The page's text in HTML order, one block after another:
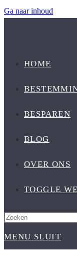
Ga naar inhoud
HOME
BESPAREN
BLOG
OVER ONS
TOGGLE
MENU SLUIT